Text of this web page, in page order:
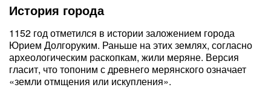
История города
1152 год отметился в истории заложением города
Юрием Долгоруким. Раньше на этих землях, согласно
археологическим раскопкам, жили меряне. Версия
гласит, что топоним с древнего мерянского означает
«земли отмщения или искупления».